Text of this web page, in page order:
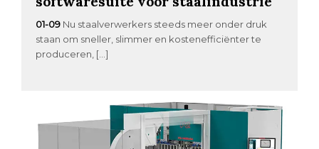
01-09 Nu staalverwerkers steeds meer onder druk
staan om sneller, slimmer en kostenefficiënter te
produceren, […]